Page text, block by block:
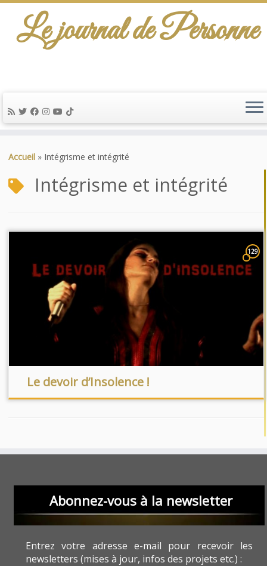
au
Le journal de Personne
Accueil » Intégrisme et intégrité
Intégrisme et intégrité
129
Le devoir d’Insolence !
Abonnez-vous à la newsletter
Entrez votre adresse e-mail pour recevoir les
newsletters (mises à jour, infos des projets etc.) :